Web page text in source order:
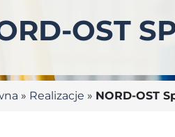
OST
» Realizacje » NORD-OST